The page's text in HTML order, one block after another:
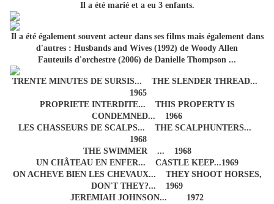
Il a été marié et a eu 3 enfants.
Il a été également souvent acteur dans ses films mais également dans
d'autres : Husbands and Wives (1992) de Woody Allen
Fauteuils d'orchestre (2006) de Danielle Thompson ...
TRENTE MINUTES DE SURSIS... THE SLENDER THREAD...
1965
PROPRIETE INTERDITE... THIS PROPERTY IS
CONDEMNED... 1966
LES CHASSEURS DE SCALPS... THE SCALPHUNTERS...
1968
THE SWIMMER ... 1968
UN CHÂTEAU EN ENFER... CASTLE KEEP...1969
ON ACHEVE BIEN LES CHEVAUX... THEY SHOOT HORSES,
DON'T THEY?... 1969
JEREMIAH JOHNSON... 1972